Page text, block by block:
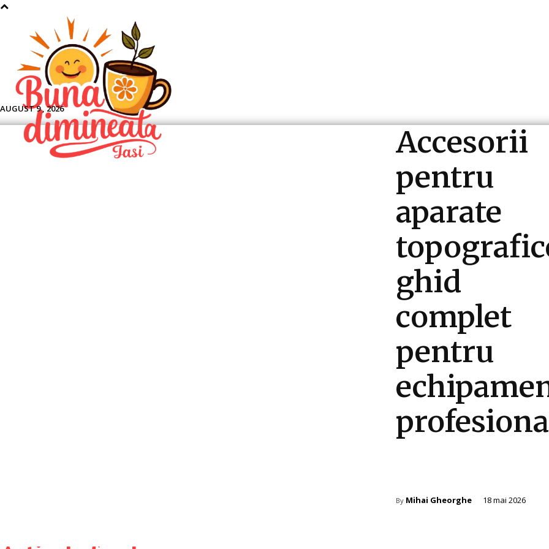
AUGUST 9 , 2026
Accesorii
pentru
aparate
ghid
complet
pentru
By Mihai Gheorghe 18 mai 2026